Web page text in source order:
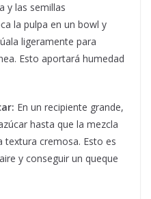
y las semillas
la pulpa en un bowl y
ligeramente para
Esto aportará humedad
En un recipiente grande,
hasta que la mezcla
textura cremosa. Esto es
y conseguir un queque